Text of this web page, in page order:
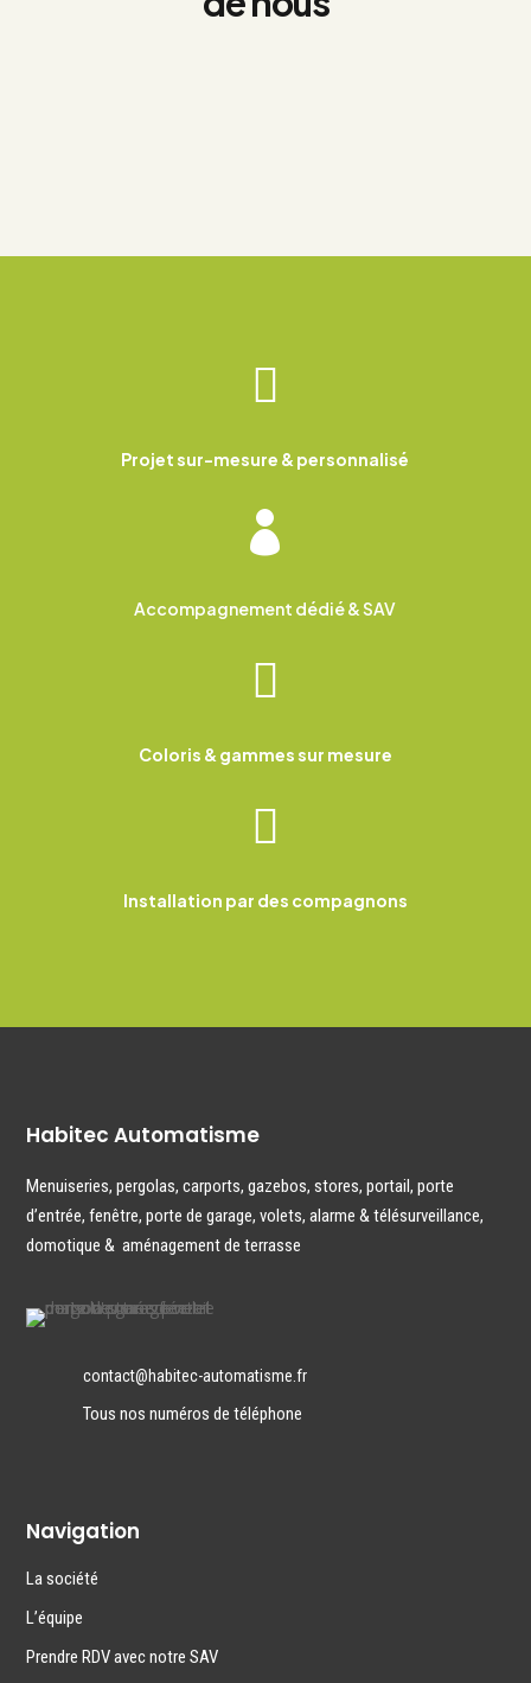

Projet sur-mesure & personnalisé

Accompagnement dédié & SAV

Coloris & gammes sur mesure

Installation par des compagnons
Habitec Automatisme
Menuiseries,pergolas,carports,gazebos,stores,portail,porte
d’entrée,fenêtre, porte de garage,volets,alarme & télésurveillance,
domotique & aménagement de terrasse
contact@habitec-automatisme.fr
Tous nos numéros de téléphone
Navigation
La société
L’équipe
Prendre RDV avec notre SAV